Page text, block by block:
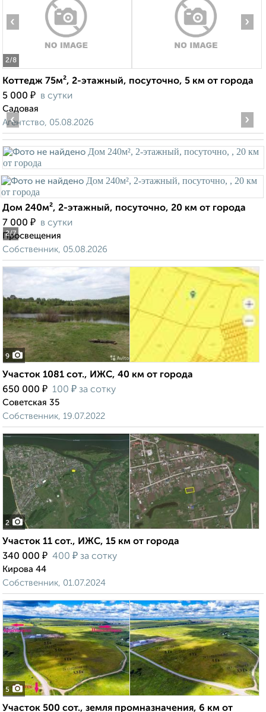
2/8
‹ ›
Коттедж 75м², 2-этажный, посуточно, 5 км от города
5 000 ₽ в сутки
Садовая
Агентство, 05.08.2026
2/7
‹ ›
Дом 240м², 2-этажный, посуточно, 20 км от города
7 000 ₽ в сутки
Просвещения
Собственник, 05.08.2026
9
Участок 1081 сот., ИЖС, 40 км от города
650 000 ₽ 100 ₽ за сотку
Советская 35
Собственник, 19.07.2022
2
Участок 11 сот., ИЖС, 15 км от города
340 000 ₽ 400 ₽ за сотку
Кирова 44
Собственник, 01.07.2024
5
Участок 500 сот., земля промназначения, 6 км от